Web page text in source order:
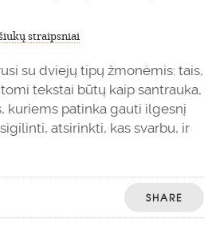
straipsniai
su dviejų tipų žmonėmis: tais,
tekstai būtų kaip santrauka,
kuriems patinka gauti ilgesnį
atsirinkti, kas svarbu, ir
SHARE